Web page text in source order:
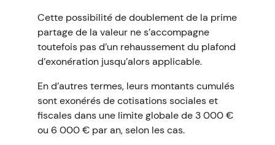
Cette possibilité de doublement de la prime
partage de la valeur ne s’accompagne
toutefois pas d’un rehaussement du plafond
d’exonération jusqu’alors applicable.
En d’autres termes, leurs montants cumulés
sont exonérés de cotisations sociales et
fiscales dans une limite globale de 3 000 €
ou 6 000 € par an, selon les cas.